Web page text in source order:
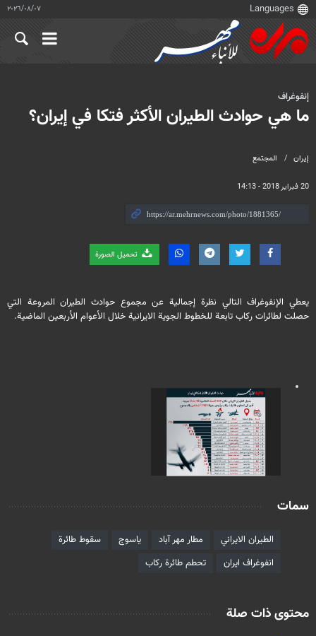
٠٧‏/٠٨‏/٢٠٢٦
إيران المجتمع
20 فبراير 2018 - 14:13
تحميل الصورة
إنفوغراف
ما هي حوادث الطيران الأكثر فتكا في إيران؟
يعطي الإنفوغراف التالي نظرة إجمالية عن مجموع حوادث الطيران المروعة التي
حصلت لطائرات ركاب تابعة للخطوط الجوية الايرانية خلال الأعوام الأربعين الماضية.
سمات
الطيران الايراني مطار مهر آباد ياسوج
سقوط طائرة
انفوغراف ايران
تحطم طائرة ركاب
محتوى ذات صلة